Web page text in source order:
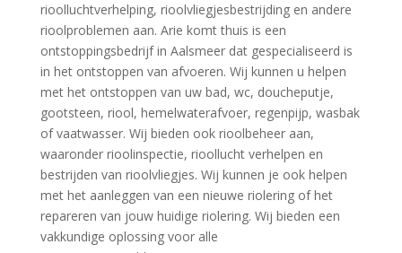
rioolluchtverhelping, rioolvliegjesbestrijding en andere
rioolproblemen aan. Arie komt thuis is een
ontstoppingsbedrijf in Aalsmeer dat gespecialiseerd is
in het ontstoppen van afvoeren. Wij kunnen u helpen
met het ontstoppen van uw bad, wc, doucheputje,
gootsteen, riool, hemelwaterafvoer, regenpijp, wasbak
of vaatwasser. Wij bieden ook rioolbeheer aan,
waaronder rioolinspectie, rioollucht verhelpen en
bestrijden van rioolvliegjes. Wij kunnen je ook helpen
met het aanleggen van een nieuwe riolering of het
repareren van jouw huidige riolering. Wij bieden een
vakkundige oplossing voor alle